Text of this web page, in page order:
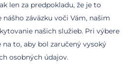
len za predpokladu, že je to
záväzku voči Vám, našim
našich služieb. Pri výbere
to, aby bol zaručený vysoký
osobných údajov.